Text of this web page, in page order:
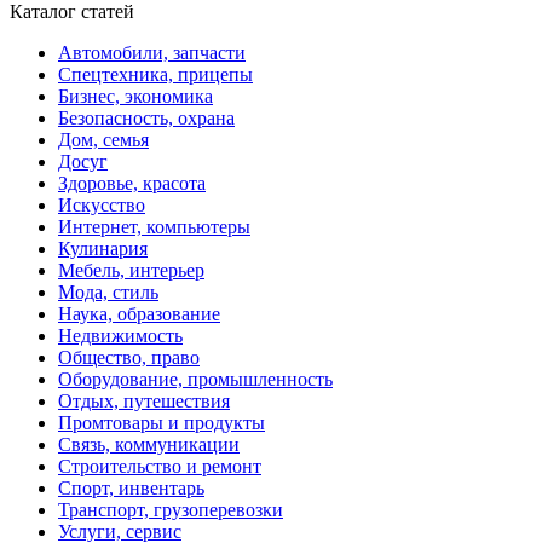
Каталог статей
Автомобили, запчасти
Спецтехника, прицепы
Бизнес, экономика
Безопасность, охрана
Дом, семья
Досуг
Здоровье, красота
Искусство
Интернет, компьютеры
Кулинария
Мебель, интерьер
Мода, стиль
Наука, образование
Недвижимость
Общество, право
Оборудование, промышленность
Отдых, путешествия
Промтовары и продукты
Связь, коммуникации
Строительство и ремонт
Спорт, инвентарь
Транспорт, грузоперевозки
Услуги, сервис